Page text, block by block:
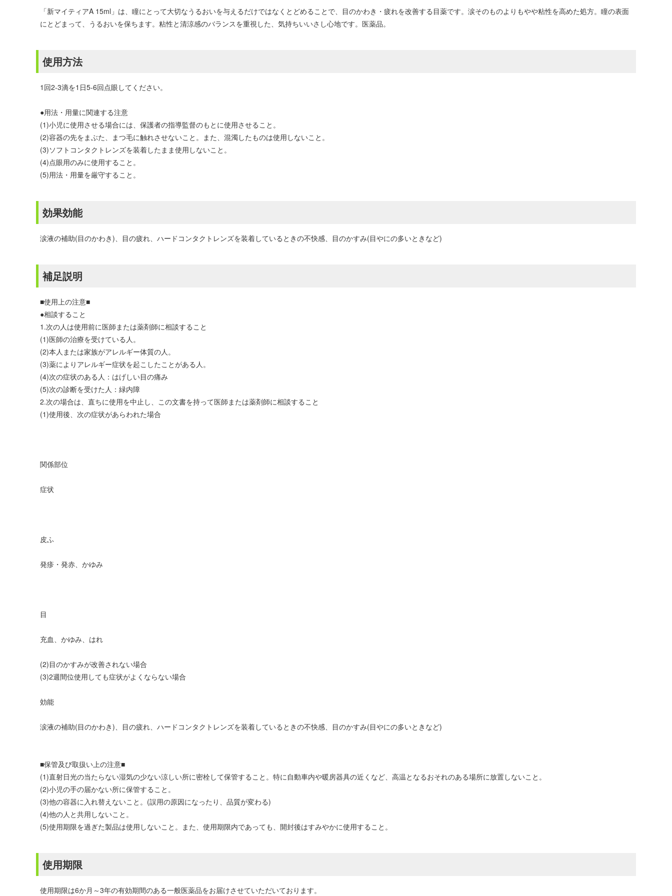
「新マイティアA 15ml」は、瞳にとって大切なうるおいを与えるだけではなくとどめることで、目のかわき・疲れを改善する目薬です。涙そのものよりもやや粘性を高めた処方。瞳の表面
にとどまって、うるおいを保ちます。粘性と清涼感のバランスを重視した、気持ちいいさし心地です。医薬品。
使用方法
1回2-3滴を1日5-6回点眼してください。
●用法・用量に関連する注意
(1)小児に使用させる場合には、保護者の指導監督のもとに使用させること。
(2)容器の先をまぶた、まつ毛に触れさせないこと。また、混濁したものは使用しないこと。
(3)ソフトコンタクトレンズを装着したまま使用しないこと。
(4)点眼用のみに使用すること。
(5)用法・用量を厳守すること。
効果効能
涙液の補助(目のかわき)、目の疲れ、ハードコンタクトレンズを装着しているときの不快感、目のかすみ(目やにの多いときなど)
補足説明
■使用上の注意■
●相談すること
1.次の人は使用前に医師または薬剤師に相談すること
(1)医師の治療を受けている人。
(2)本人または家族がアレルギー体質の人。
(3)薬によりアレルギー症状を起こしたことがある人。
(4)次の症状のある人：はげしい目の痛み
(5)次の診断を受けた人：緑内障
2.次の場合は、直ちに使用を中止し、この文書を持って医師または薬剤師に相談すること
(1)使用後、次の症状があらわれた場合
関係部位
症状
皮ふ
発疹・発赤、かゆみ
目
充血、かゆみ、はれ
(2)目のかすみが改善されない場合
(3)2週間位使用しても症状がよくならない場合
効能
涙液の補助(目のかわき)、目の疲れ、ハードコンタクトレンズを装着しているときの不快感、目のかすみ(目やにの多いときなど)
■保管及び取扱い上の注意■
(1)直射日光の当たらない湿気の少ない涼しい所に密栓して保管すること。特に自動車内や暖房器具の近くなど、高温となるおそれのある場所に放置しないこと。
(2)小児の手の届かない所に保管すること。
(3)他の容器に入れ替えないこと。(誤用の原因になったり、品質が変わる)
(4)他の人と共用しないこと。
(5)使用期限を過ぎた製品は使用しないこと。また、使用期限内であっても、開封後はすみやかに使用すること。
使用期限
使用期限は6か月～3年の有効期間のある一般医薬品をお届けさせていただいております。